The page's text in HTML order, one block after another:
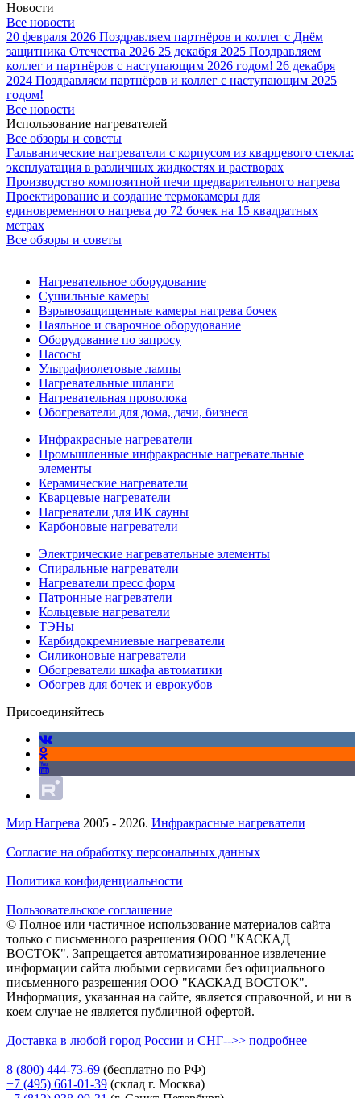
Новости
Все новости
20 февраля 2026 Поздравляем партнёров и коллег с Днём
защитника Отечества 2026 25 декабря 2025 Поздравляем
коллег и партнёров с наступающим 2026 годом! 26 декабря
2024 Поздравляем партнёров и коллег с наступающим 2025
годом!
Все новости
Использование нагревателей
Все обзоры и советы
Гальванические нагреватели с корпусом из кварцевого стекла:
эксплуатация в различных жидкостях и растворах
Производство композитной печи предварительного нагрева
Проектирование и создание термокамеры для
единовременного нагрева до 72 бочек на 15 квадратных
метрах
Все обзоры и советы
Нагревательное оборудование
Сушильные камеры
Взрывозащищенные камеры нагрева бочек
Паяльное и сварочное оборудование
Оборудование по запросу
Насосы
Ультрафиолетовые лампы
Нагревательные шланги
Нагревательная проволока
Обогреватели для дома, дачи, бизнеса
Инфракрасные нагреватели
Промышленные инфракрасные нагревательные
элементы
Керамические нагреватели
Кварцевые нагреватели
Нагреватели для ИК сауны
Карбоновые нагреватели
Электрические нагревательные элементы
Спиральные нагреватели
Нагреватели пресс форм
Патронные нагреватели
Кольцевые нагреватели
ТЭНы
Карбидокремниевые нагреватели
Силиконовые нагреватели
Обогреватели шкафа автоматики
Обогрев для бочек и еврокубов
Присоединяйтесь
Мир Нагрева 2005 - 2026. Инфракрасные нагреватели
Согласие на обработку персональных данных
Политика конфиденциальности
Пользовательское соглашение
© Полное или частичное использование материалов сайта
только с письменного разрешения ООО "КАСКАД
ВОСТОК". Запрещается автоматизированное извлечение
информации сайта любыми сервисами без официального
письменного разрешения ООО "КАСКАД ВОСТОК".
Информация, указанная на сайте, является справочной, и ни в
коем случае не является публичной офертой.
Доставка в любой город России и СНГ-->> подробнее
8 (800) 444-73-69 (бесплатно по РФ)
+7 (495) 661-01-39 (склад г. Москва)